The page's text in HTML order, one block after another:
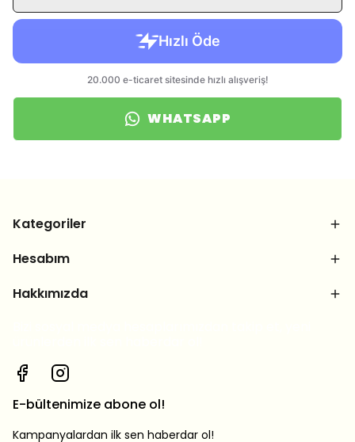
WHATSAPP
Kategoriler
Hesabım
Hakkımızda
E-bültenimize abone ol!
Kampanyalardan ilk sen haberdar ol!